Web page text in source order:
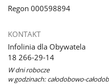
Regon 000598894
KONTAKT
Infolinia dla Obywatela
18 266-29-14
W dni robocze
w godzinach: całodobowo-